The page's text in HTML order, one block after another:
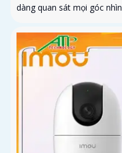
dàng quan sát mọi góc nhìn